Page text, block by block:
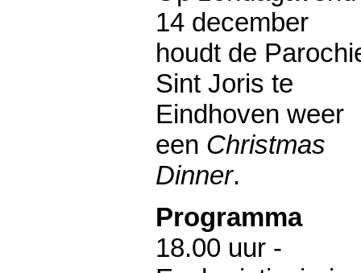
14 december
houdt de
Sint Joris te
Eindhoven weer
een Christmas
Dinner.
Programma
18.00 uur -